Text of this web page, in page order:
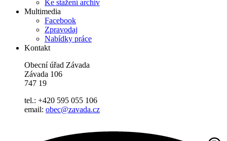
Ke stažení archív
Multimedia
Facebook
Zpravodaj
Nabídky práce
Kontakt
Obecní úřad Závada
Závada 106
747 19
tel.: +420 595 055 106
email: obec@zavada.cz